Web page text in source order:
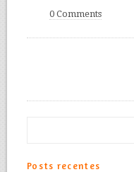
0 Comments
Posts recentes